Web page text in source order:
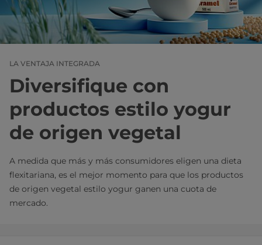
LA VENTAJA INTEGRADA
Diversifique con
productos estilo yogur
de origen vegetal
A medida que más y más consumidores eligen una dieta
flexitariana, es el mejor momento para que los productos
de origen vegetal estilo yogur ganen una cuota de
mercado.